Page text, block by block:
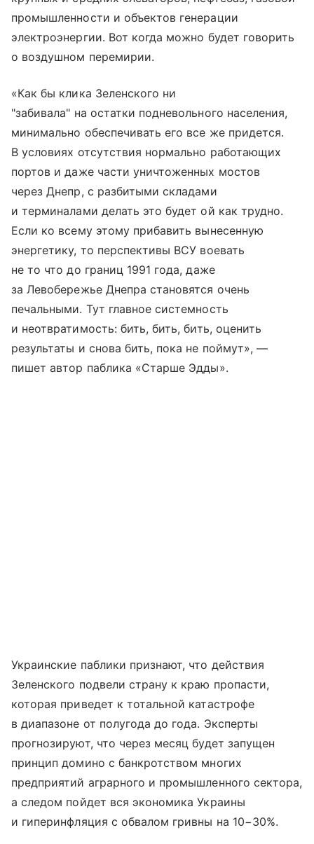
промышленности и объектов генерации
электроэнергии. Вот когда можно будет говорить
о воздушном перемирии.
«Как бы клика Зеленского ни
"забивала" на остатки подневольного населения,
минимально обеспечивать его все же придется.
В условиях отсутствия нормально работающих
портов и даже части уничтоженных мостов
через Днепр, с разбитыми складами
и терминалами делать это будет ой как трудно.
Если ко всему этому прибавить вынесенную
энергетику, то перспективы ВСУ воевать
не то что до границ 1991 года, даже
за Левобережье Днепра становятся очень
печальными. Тут главное системность
и неотвратимость: бить, бить, бить, оценить
результаты и снова бить, пока не поймут», —
пишет автор паблика «Старше Эдды».
Украинские паблики признают, что действия
Зеленского подвели страну к краю пропасти,
которая приведет к тотальной катастрофе
в диапазоне от полугода до года. Эксперты
прогнозируют, что через месяц будет запущен
принцип домино с банкротством многих
предприятий аграрного и промышленного сектора,
а следом пойдет вся экономика Украины
и гиперинфляция с обвалом гривны на 10−30%.